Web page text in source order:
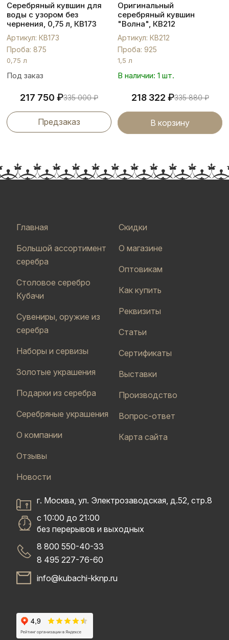
Серебряный кувшин для
воды с узором без
чернения, 0,75 л, КВ173
Артикул: КВ173
Проба: 875
0,75 л
Под заказ
217 750 ₽335 000₽
Предзаказ
Оригинальный
серебряный кувшин
"Волна", КВ212
Артикул: КВ212
Проба: 925
1,5 л
В наличии: 1 шт.
218 322 ₽335 880₽
В корзину
Главная
Большой ассортимент
серебра
Столовое серебро
Кубачи
Сувениры, оружие из
серебра
Наборы и сервизы
Золотые украшения
Подарки из серебра
Серебряные украшения
О компании
Отзывы
Новости
Скидки
О магазине
Оптовикам
Как купить
Реквизиты
Статьи
Сертификаты
Выставки
Производство
Вопрос-ответ
Карта сайта
г. Москва, ул. Электрозаводская, д.52, стр.8
с 10:00 до 21:00
без перерывов и выходных
8 800 550-40-33
8 495 227-76-60
info@kubachi-kknp.ru